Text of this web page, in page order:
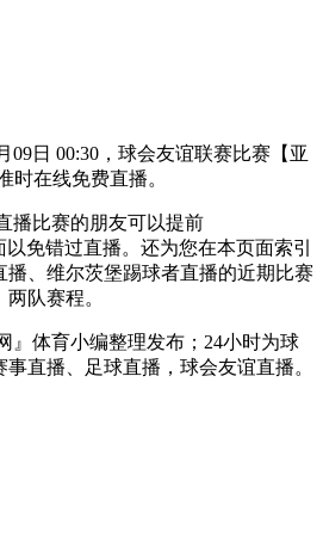
09日 00:30，球会友谊联赛比赛【亚
时在线免费直播。
播比赛的朋友可以提前
以免错过直播。还为您在本页面索引
播、维尔茨堡踢球者直播的近期比赛
队赛程。
』体育小编整理发布；24小时为球
直播、足球直播，球会友谊直播。